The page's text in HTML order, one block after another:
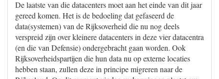
De laatste van die datacenters moet aan het einde van dit jaar
gereed komen. Het is de bedoeling dat gefaseerd de
data(systemen) van de Rijksoverheid die nu nog deels
verspreid zijn over kleinere datacenters in deze vier datacentra
(en die van Defensie) ondergebracht gaan worden. Ook
Rijksoverheidspartijen die hun data nu op externe locaties
hebben staan, zullen deze in principe migreren naar de